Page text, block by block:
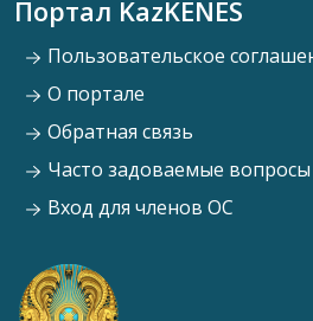
Портал KazKENES
Пользовательское
О портале
Обратная связь
Часто задоваемые вопросы
Вход для членов ОС